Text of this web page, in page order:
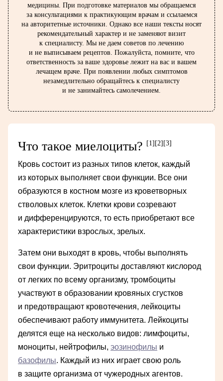
медицины. При подготовке материалов мы обращаемся
за консультациями к практикующим врачам и ссылаемся
на авторитетные источники. Однако все наши тексты носят
рекомендательный характер и не заменяют визит
к специалисту. Мы не даем советов по лечению
и не выписываем рецептов. Пожалуйста, помните, что
ответственность за ваше здоровье лежит на вас и вашем
лечащем враче. При появлении любых симптомов
незамедлительно обращайтесь к специалисту
и не занимайтесь самолечением.
Что такое миелоциты? [1] [2] [3]
Кровь состоит из разных типов клеток, каждый
из которых выполняет свои функции. Все они
образуются в костном мозге из кроветворных
стволовых клеток. Клетки крови созревают
и дифференцируются, то есть приобретают все
характеристики взрослых, зрелых.
Затем они выходят в кровь, чтобы выполнять
свои функции. Эритроциты доставляют кислород
от легких по всему организму, тромбоциты
участвуют в образовании кровяных сгустков
и предотвращают кровотечения, лейкоциты
обеспечивают работу иммунитета. Лейкоциты
делятся еще на несколько видов: лимфоциты,
моноциты, нейтрофилы, эозинофилы и
базофилы. Каждый из них играет свою роль
в защите организма от чужеродных агентов.